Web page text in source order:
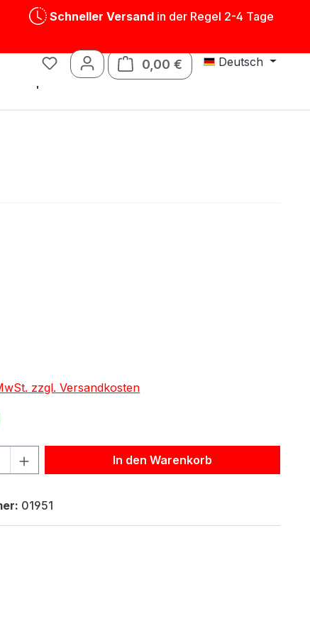
Schneller Versandin der Regel 2-4 Tage
0,00 € Warenkorb enthält 0
Deutsch
Blechspielwaren Ersatzteile
zzgl. Versandkosten
Gib den gewünschten Wert ein oder benutze die
In den Warenkorb
01951